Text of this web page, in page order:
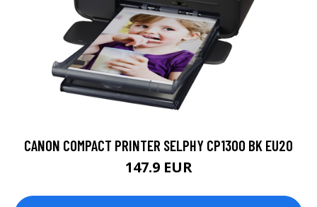
CANON COMPACT PRINTER SELPHY CP1300 BK EU20
147.9 EUR